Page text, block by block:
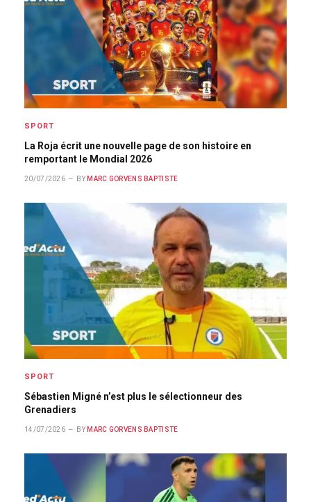
SPORT
La Roja écrit une nouvelle page de son histoire en
remportant le Mondial 2026
20/07/2026 BY MARC GORVENS BAPTISTE
SPORT
Sébastien Migné n’est plus le sélectionneur des
Grenadiers
14/07/2026 BY MARC GORVENS BAPTISTE